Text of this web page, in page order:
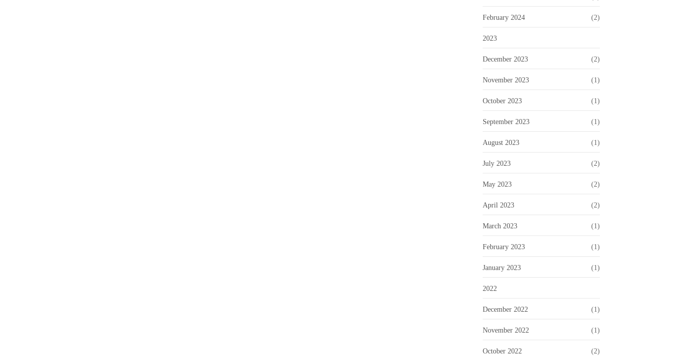
February 2024 (2)
2023
December 2023 (2)
November 2023 (1)
October 2023 (1)
September 2023 (1)
August 2023 (1)
July 2023 (2)
May 2023 (2)
April 2023 (2)
March 2023 (1)
February 2023 (1)
January 2023 (1)
2022
December 2022 (1)
November 2022 (1)
October 2022 (2)